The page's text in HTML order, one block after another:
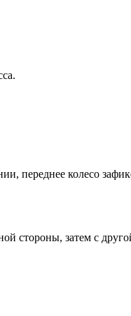
переднее колесо
стороны, затем с